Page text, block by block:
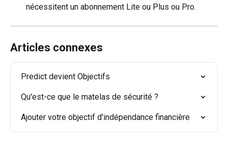
nécessitent un abonnement Lite ou Plus ou Pro.
Articles connexes
Predict devient Objectifs
Qu'est-ce que le matelas de sécurité ?
Ajouter votre objectif d'indépendance financière